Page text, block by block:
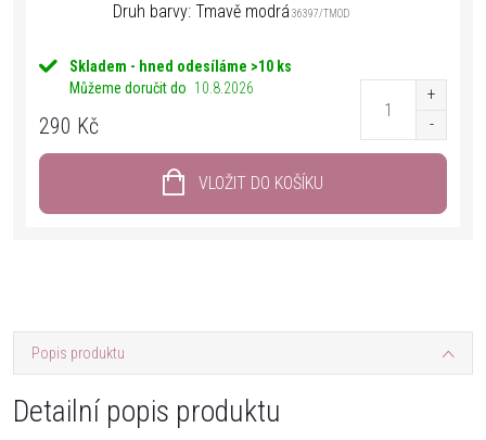
Druh barvy: Tmavě modrá 36397/TMOD
Skladem - hned odesíláme >10 ks
Můžeme doručit do 10.8.2026
290 Kč
VLOŽIT DO KOŠÍKU
Popis produktu
Detailní popis produktu